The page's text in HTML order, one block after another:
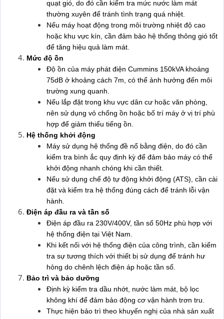
quạt gió, do đó cần kiểm tra mức nước làm mát
thường xuyên để tránh tình trạng quá nhiệt.
Nếu máy hoạt động trong môi trường nhiệt độ cao
hoặc khu vực kín, cần đảm bảo hệ thống thông gió tốt
để tăng hiệu quả làm mát.
Mức độ ồn
Độ ồn của máy phát điện Cummins 150kVA khoảng
75dB ở khoảng cách 7m, có thể ảnh hưởng đến môi
trường xung quanh.
Nếu lắp đặt trong khu vực dân cư hoặc văn phòng,
nên sử dụng vỏ chống ồn hoặc bố trí máy ở vị trí phù
hợp để giảm thiểu tiếng ồn.
Hệ thống khởi động
Máy sử dụng hệ thống đề nổ bằng điện, do đó cần
kiểm tra bình ắc quy định kỳ để đảm bảo máy có thể
khởi động nhanh chóng khi cần thiết.
Nếu sử dụng chế độ tự động khởi động (ATS), cần cài
đặt và kiểm tra hệ thống đúng cách để tránh lỗi vận
hành.
Điện áp đầu ra và tần số
Điện áp đầu ra 230V/400V, tần số 50Hz phù hợp với
hệ thống điện tại Việt Nam.
Khi kết nối với hệ thống điện của công trình, cần kiểm
tra sự tương thích với thiết bị sử dụng để tránh hư
hỏng do chênh lệch điện áp hoặc tần số.
Bảo trì và bảo dưỡng
Định kỳ kiểm tra dầu nhớt, nước làm mát, bộ lọc
không khí để đảm bảo động cơ vận hành trơn tru.
Thực hiện bảo trì theo khuyến nghị của nhà sản xuất